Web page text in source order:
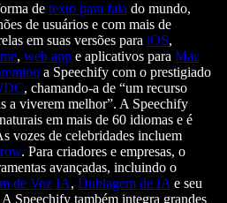
de texto para fala do mundo,
de usuários e com mais de
em suas versões para iOS,
, web app e aplicativos para Mac
a Speechify com o prestigiado
, chamando-a de “um recurso
a viverem melhor”. A Speechify
em mais de 60 idiomas e é
vozes de celebridades incluem
. Para criadores e empresas, o
avançadas, incluindo o
de Voz IA, Dublagem de IA e seu
A Speechify também integra grandes